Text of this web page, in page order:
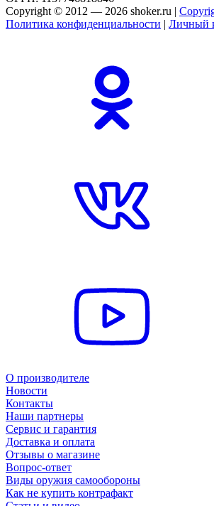
Copyright © 2012 — 2026 shoker.ru |
Политика конфиденциальности | Личный
О производителе
Новости
Контакты
Наши партнеры
Сервис и гарантия
Доставка и оплата
Отзывы о магазине
Вопрос-ответ
Виды оружия самообороны
Как не купить контрафакт